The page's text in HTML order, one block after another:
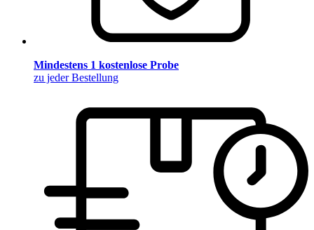
Mindestens 1 kostenlose Probe
zu jeder Bestellung